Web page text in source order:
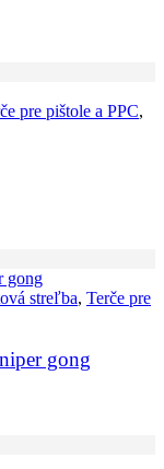
pre pištole a PPC,
streľba, Terče pre
gong